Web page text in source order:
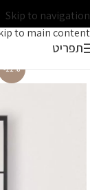
Skip to navigation
to main content
תפריט
-22%